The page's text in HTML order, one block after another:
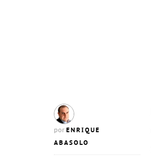
por ENRIQUE
ABASOLO